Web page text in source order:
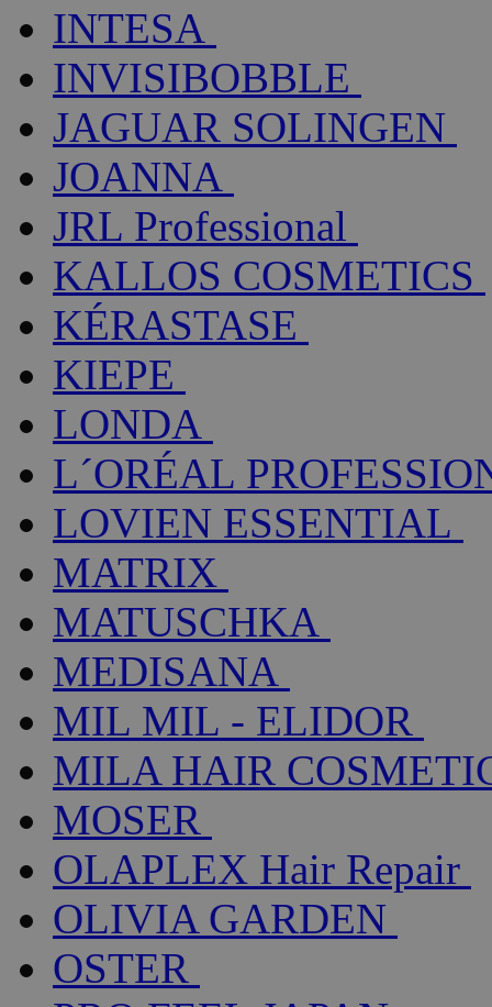
INTESA
INVISIBOBBLE
JAGUAR SOLINGEN
JOANNA
JRL Professional
KALLOS COSMETICS
KÉRASTASE
KIEPE
LONDA
L´ORÉAL
LOVIEN ESSENTIAL
MATRIX
MATUSCHKA
MEDISANA
MIL MIL - ELIDOR
MILA HAIR
MOSER
OLAPLEX Hair Repair
OLIVIA GARDEN
OSTER